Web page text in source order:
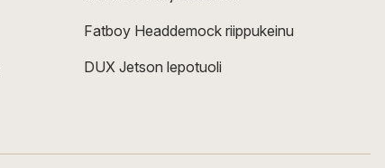
Fatboy Headdemock riippukeinu
DUX Jetson lepotuoli